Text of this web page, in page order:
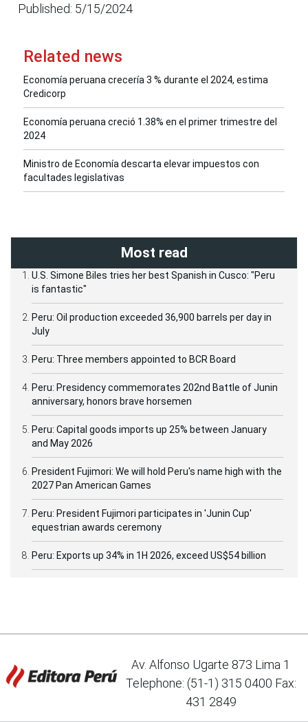
Published: 5/15/2024
Related news
Economía peruana crecería 3 % durante el 2024, estima
Credicorp
Economía peruana creció 1.38% en el primer trimestre del
2024
Ministro de Economía descarta elevar impuestos con
facultades legislativas
Most read
U.S. Simone Biles tries her best Spanish in Cusco: "Peru
is fantastic"
Peru: Oil production exceeded 36,900 barrels per day in
July
Peru: Three members appointed to BCR Board
Peru: Presidency commemorates 202nd Battle of Junin
anniversary, honors brave horsemen
Peru: Capital goods imports up 25% between January
and May 2026
President Fujimori: We will hold Peru's name high with the
2027 Pan American Games
Peru: President Fujimori participates in 'Junin Cup'
equestrian awards ceremony
Peru: Exports up 34% in 1H 2026, exceed US$54 billion
Av. Alfonso Ugarte 873 Lima 1
Telephone: (51-1) 315 0400 Fax:
431 2849